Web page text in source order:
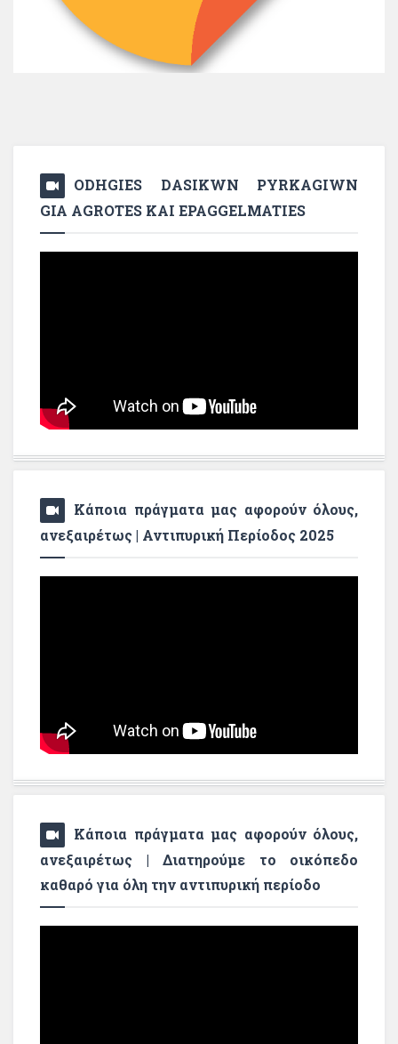
ODHGIES DASIKWN PYRKAGIWN
GIA AGROTES KAI EPAGGELMATIES
Κάποια πράγματα μας αφορούν όλους,
ανεξαιρέτως | Αντιπυρική Περίοδος 2025
Κάποια πράγματα μας αφορούν όλους,
ανεξαιρέτως | Διατηρούμε το οικόπεδο
καθαρό για όλη την αντιπυρική περίοδο